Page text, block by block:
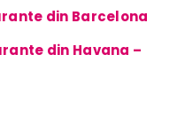
din Barcelona
din Havana –